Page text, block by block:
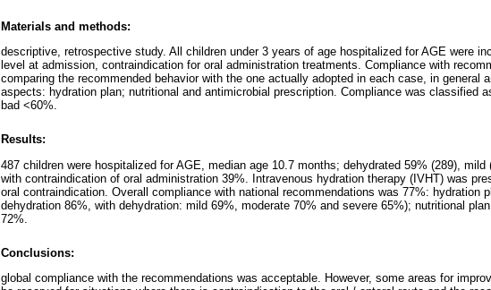
Materials and methods:
descriptive, retrospective study. All children under 3 years of age hospitalized for AGE were
level at admission, contraindication for oral administration treatments. Compliance with
comparing the recommended behavior with the one actually adopted in each case, in general
aspects: hydration plan; nutritional and antimicrobial prescription. Compliance was classified
bad <60%.
Results:
487 children were hospitalized for AGE, median age 10.7 months; dehydrated 59% (289), mild
with contraindication of oral administration 39%. Intravenous hydration therapy (IVHT) was
oral contraindication. Overall compliance with national recommendations was 77%: hydration
dehydration 86%, with dehydration: mild 69%, moderate 70% and severe 65%); nutritional
72%.
Conclusions:
global compliance with the recommendations was acceptable. However, some areas for